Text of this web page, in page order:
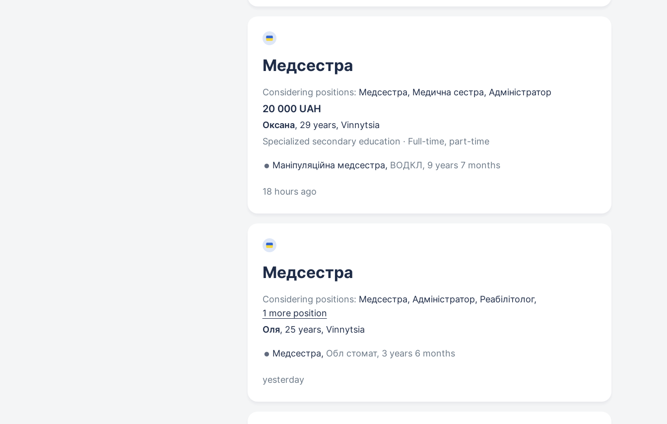
Медсестра
Considering positions: Медсестра, Медична сестра, Адміністратор
20 000 UAH
Оксана, 29 years, Vinnytsia
Specialized secondary education · Full-time, part-time
Маніпуляційна медсестра, ВОДКЛ, 9 years 7 months
18 hours ago
Медсестра
Considering positions: Медсестра, Адміністратор, Реабілітолог,
1 more position
Оля, 25 years, Vinnytsia
Медсестра, Обл стомат, 3 years 6 months
yesterday